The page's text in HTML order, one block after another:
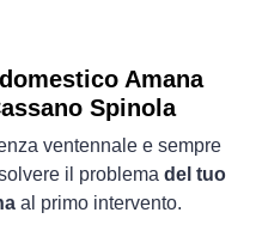
Amana
Spinola
ventennale e sempre
il problema del tuo
al primo intervento.